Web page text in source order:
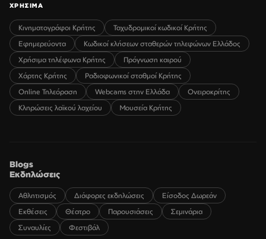
ΧΡΗΣΙΜΑ
Κινηματογράφοι Κρήτης
Ταχυδρομικοί κωδικοί Κρήτης
Εφημερεύοντα
Κωδικοί κλήσεων σταθερών τηλεφώνων Ελλάδος
Χρήσιμα τηλέφωνα Κρήτης
Πρόγνωση καιρού
Χάρτης Κρήτης
Ραδιοφωνικοί σταθμοί Κρήτης
Online Τηλεόραση
Webcams στην Ελλάδα
Ονειροκρίτης
Κληρώσεις λαϊκού λαχείου
Μουσεία Κρήτης
Blogs
Εκδηλώσεις
Αθλητισμός Διάφορες εκδηλώσεις
Είσοδος Δωρεάν
Εκθέσεις
Θέατρο Παρουσιάσεις
Σεμινάρια
Συναυλίες
Φεστιβάλ